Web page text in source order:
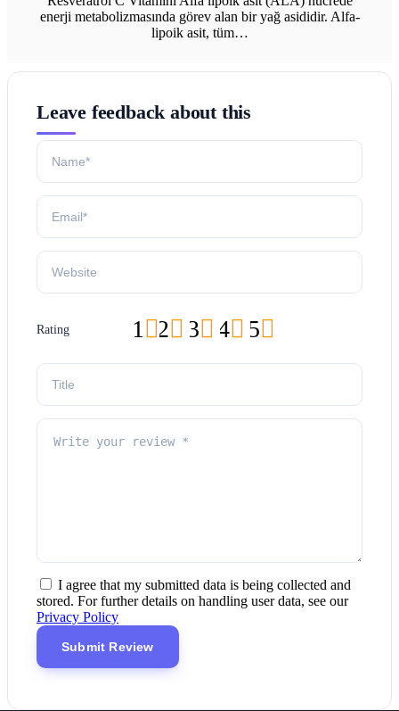
enerji metabolizmasında görev alan bir yağ asididir. Alfa-
lipoik asit, tüm…
Leave feedback about this
Rating 5
4
3
2
1
I agree that my submitted data is being collected and
stored. For further details on handling user data, see our
Privacy Policy